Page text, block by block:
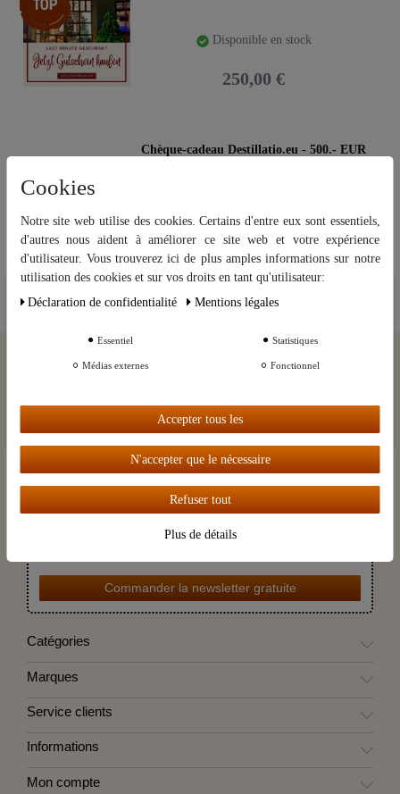
Disponible en stock
250,00 €
Chèque-cadeau Destillatio.eu - 500.- EUR
500,00 €
et les dernières nouveautés chez Destillatio. Vous pouvez vous
Commander la newsletter gratuite
Catégories
Marques
Service clients
Informations
Mon compte
essentiels, tandis que d’autres nous aident à améliorer ce site Web et
Autres paramètres
Tout accepter
Cookies
Notre site web utilise des cookies. Certains d'entre eux sont essentiels,
d'autres nous aident à améliorer ce site web et votre expérience
d'utilisateur. Vous trouverez ici de plus amples informations sur notre
utilisation des cookies et sur vos droits en tant qu'utilisateur:
Déclaration de confidentialité
Mentions légales
Essentiel Statistiques
Médias externes Fonctionnel
Accepter tous les
N'accepter que le nécessaire
Refuser tout
Plus de détails